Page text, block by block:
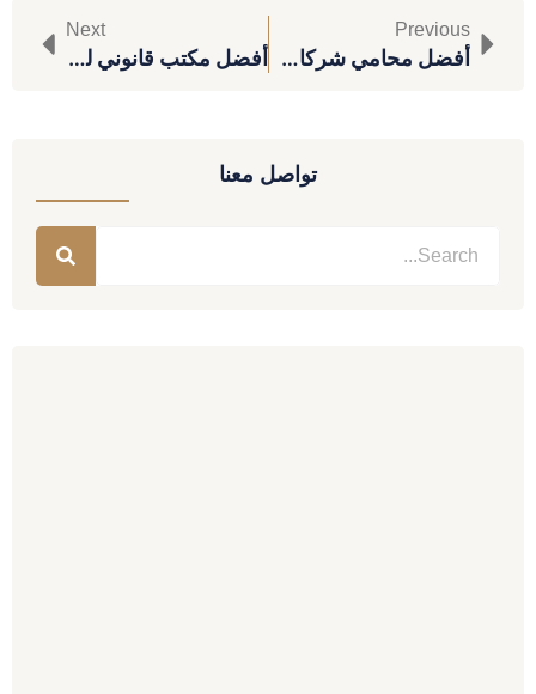
Previous
أفضل محامي شركات في مصر
Next
أفضل مكتب قانوني للشركات- احجز استشارتك الآن
تواصل معنا